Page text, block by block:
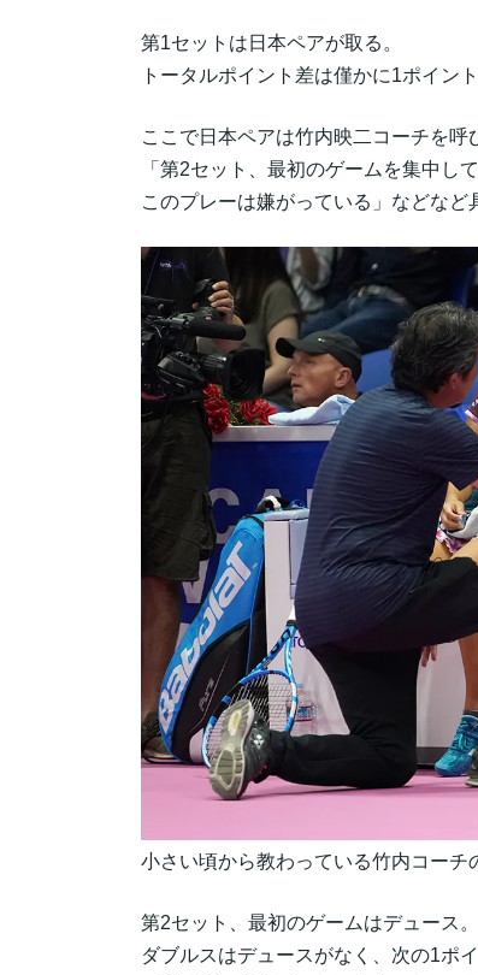
第1セットは日本ペアが取る。
トータルポイント差は僅かに1ポイント
ここで日本ペアは竹内映二コーチを呼
「第2セット、最初のゲームを集中し
このプレーは嫌がっている」などなど
小さい頃から教わっている竹内コーチ
第2セット、最初のゲームはデュース。
ダブルスはデュースがなく、次の1ポ